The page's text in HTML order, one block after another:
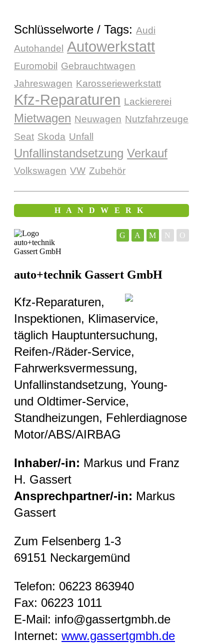
Schlüsselworte / Tags: Audi
Autohandel Autowerkstatt
Euromobil
Gebrauchtwagen
Jahreswagen Karosseriewerkstatt
Kfz-Reparaturen Lackiererei
Mietwagen Neuwagen Nutzfahrzeuge
Seat Skoda Unfall
Unfallinstandsetzung Verkauf
Volkswagen VW Zubehör
HANDWERK
O
N
M
A
G
auto+technik Gassert GmbH
Kfz-Reparaturen,
Inspektionen, Klimaservice,
täglich Hauptuntersuchung,
Reifen-/Räder-Service,
Fahrwerksvermessung,
Unfallinstandsetzung, Young-
und Oldtimer-Service,
Standheizungen, Fehlerdiagnose
Motor/ABS/AIRBAG
Inhaber/-in: Markus und Franz
H. Gassert
Ansprechpartner/-in: Markus
Gassert
Zum Felsenberg 1-3
69151 Neckargemünd
Telefon: 06223 863940
Fax: 06223 1011
E-Mail: info@gassertgmbh.de
Internet: www.gassertgmbh.de